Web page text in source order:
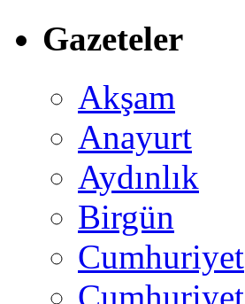
Gazeteler
Akşam
Anayurt
Aydınlık
Birgün
Cumhuriyet